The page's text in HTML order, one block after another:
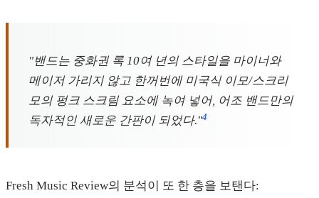
"밴드는 중화권 록 10여 년의 스타일을 마이너와
메이저 가리지 않고 한꺼번에 미국식 이모/스크리
모의 펑크 스크림 요소에 녹여 넣어, 어조 밴드만의
독자적인 새로운 간판이 되었다."4
Fresh Music Review의 분석이 또 한 층을 보탠다: